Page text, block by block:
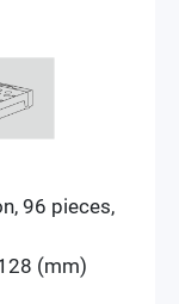
96 pieces,
(mm)